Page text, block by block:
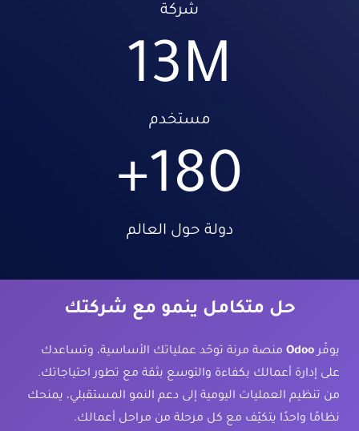
شركة
13M
مستخدم
180
+
دولة حول العالم
حل متكامل ينمو مع شركتك
يوفّر Odoo منصة مرنة توحّد عملياتك الأساسية، وتساعدك
على إدارة أعمالك بكفاءة والتوسع بثقة مع تطور احتياجاتك.
من تنظيم العمليات اليومية إلى دعم النمو المستقبلي، يمنحك
نظامًا واحدًا يتكيّف مع كل مرحلة من مراحل أعمالك.